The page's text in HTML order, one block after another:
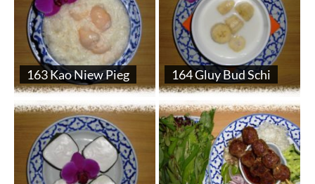
163 Kao Niew Pieg 164 Gluy Bud Schi